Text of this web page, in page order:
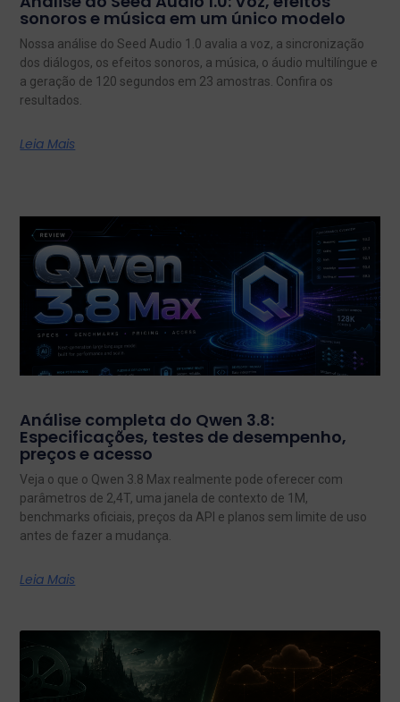
sonoros e música em um único modelo
Nossa análise do Seed Audio 1.0 avalia a voz, a sincronização
dos diálogos, os efeitos sonoros, a música, o áudio multilíngue e
a geração de 120 segundos em 23 amostras. Confira os
resultados.
Leia Mais
Análise completa do Qwen 3.8:
Especificações, testes de desempenho,
preços e acesso
Veja o que o Qwen 3.8 Max realmente pode oferecer com
parâmetros de 2,4T, uma janela de contexto de 1M,
benchmarks oficiais, preços da API e planos sem limite de uso
antes de fazer a mudança.
Leia Mais